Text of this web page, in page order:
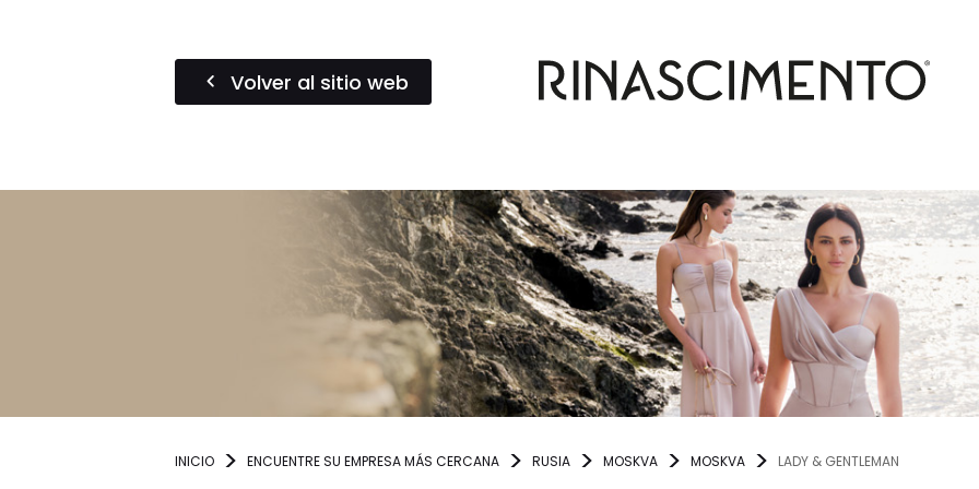
Volver al sitio web
INICIO ENCUENTRE SU EMPRESA MÁS CERCANA RUSIA MOSKVA MOSKVA LADY & GENTLEMAN